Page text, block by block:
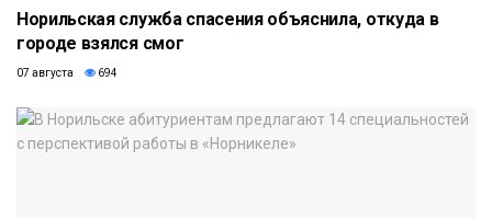
Норильская служба спасения объяснила, откуда в
городе взялся смог
07 августа 694